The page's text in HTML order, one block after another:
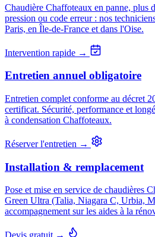
Chaudière Chaffoteaux en panne, plus
pression ou code erreur : nos
Paris, en Île-de-France et dans l'Oise.
Intervention rapide →
Entretien annuel obligatoire
Entretien complet conforme au décret
certificat. Sécurité, performance et
à condensation Chaffoteaux.
Réserver l'entretien →
Installation & remplacement
Pose et mise en service de chaudières
Green Ultra (Talia, Niagara C, Urbia,
accompagnement sur les aides à la